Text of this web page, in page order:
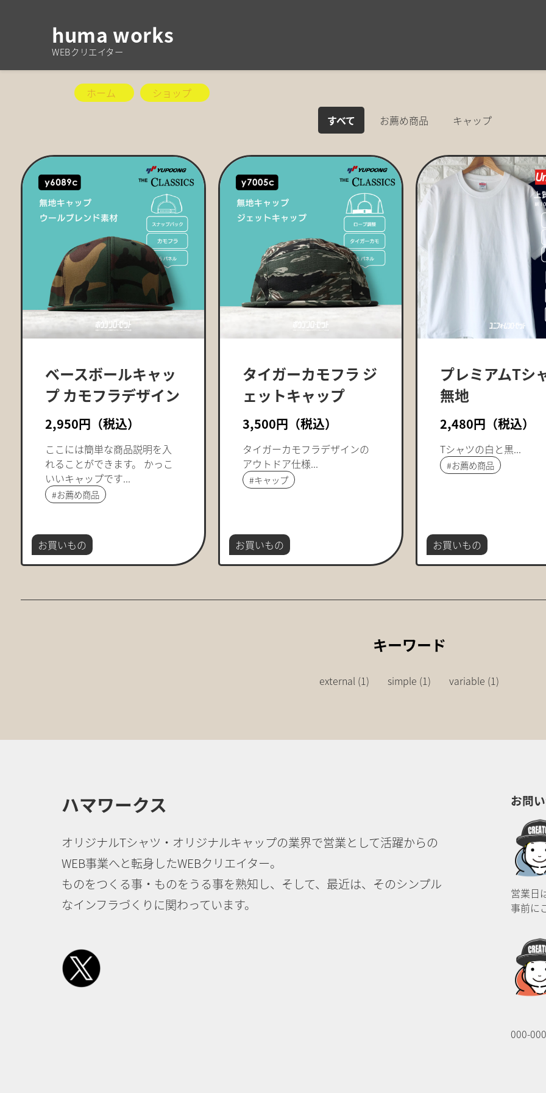
huma works
WEBクリエイター
ホーム
ショップ
すべて
お薦め商品 キャップ
ベースボールキャッ
プ カモフラデザイン
2,950円（税込）
ここには簡単な商品説明を入
れることができます。 かっこ
いいキャップです...
#お薦め商品
お買いもの
タイガーカモフラ ジ
ェットキャップ
3,500円（税込）
タイガーカモフラデザインの
アウトドア仕様...
#キャップ
お買いもの
プレミアムTシ
無地
2,480円（税込）
Tシャツの白と黒...
#お薦め商品
お買いもの
キーワード
external (1) simple (1) variable (1)
ハマワークス
オリジナルTシャツ・オリジナルキャップの業界で営業として活躍からの
WEB事業へと転身したWEBクリエイター。
ものをつくる事・ものをうる事を熟知し、そして、最近は、そのシンプル
なインフラづくりに関わっています。
お問
営業日
事前に
000-